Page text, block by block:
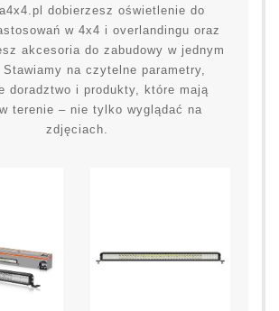
dobierzesz oświetlenie do
w 4x4 i overlandingu oraz
akcesoria do zabudowy w jednym
na czytelne parametry,
doradztwo i produkty, które mają
terenie – nie tylko wyglądać na
zdjęciach.